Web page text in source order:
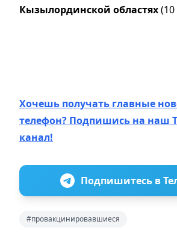
Кызылординской областях(10
Хочешь получать главные
телефон? Подпишись на наш
канал!
Подпишитесь в
#провакцинировавшиеся